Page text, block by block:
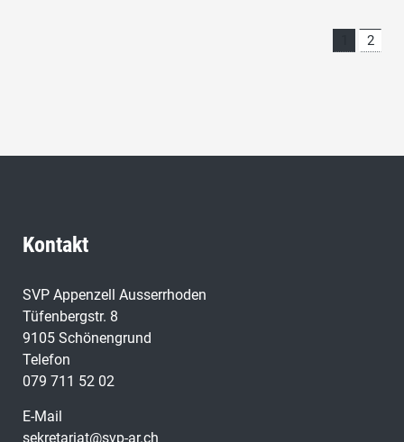
2
Kontakt
SVP Appenzell Ausserrhoden
Tüfenbergstr. 8
9105 Schönengrund
Telefon
079 711 52 02
E-Mail
sekretariat@svp-ar.ch